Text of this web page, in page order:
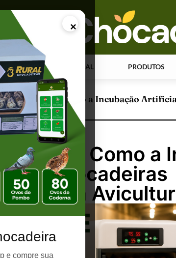
×
e compre sua
PÁGINA INICIAL PRODUTOS
de Corte: Como a Incubação
Corte: Como a
as Chocadeiras
a